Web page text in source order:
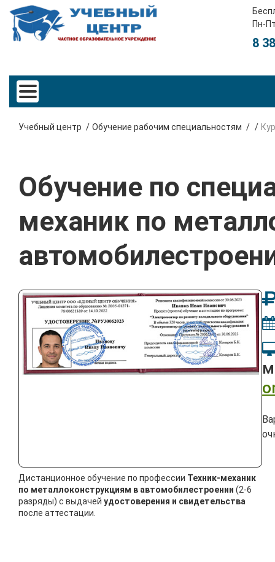
Пн-
8
Учебный центр Обучение рабочим специальностям
Обучение по
механик по
Дистанционное обучение по профессии Техник-механик
по металлоконструкциям в автомобилестроении (2-6
разряды) с выдачей удостоверения и свидетельства
после аттестации.